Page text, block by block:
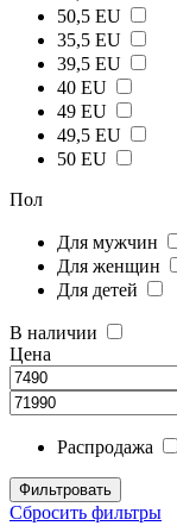
50,5 EU
35,5 EU
39,5 EU
40 EU
49 EU
49,5 EU
50 EU
Пол
Для мужчин
Для женщин
Для детей
В наличии
Цена
Распродажа
Сбросить фильтры